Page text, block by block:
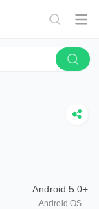
Android 5.0+
Android OS